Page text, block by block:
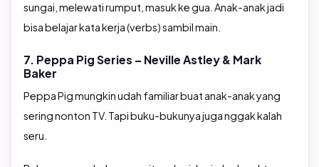
sungai, melewati rumput, masuk ke gua. Anak-anak jadi
bisa belajar kata kerja (verbs) sambil main.
7. Peppa Pig Series – Neville Astley & Mark
Baker
Peppa Pig mungkin udah familiar buat anak-anak yang
sering nonton TV. Tapi buku-bukunya juga nggak kalah
seru.